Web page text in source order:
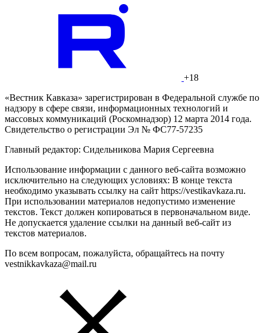
+18
«Вестник Кавказа» зарегистрирован в Федеральной службе по
надзору в сфере связи, информационных технологий и
массовых коммуникаций (Роскомнадзор) 12 марта 2014 года.
Свидетельство о регистрации Эл № ФС77-57235
Главный редактор: Сидельникова Мария Сергеевна
Использование информации с данного веб-сайта возможно
исключительно на следующих условиях: В конце текста
необходимо указывать ссылку на сайт https://vestikavkaza.ru.
При использовании материалов недопустимо изменение
текстов. Текст должен копироваться в первоначальном виде.
Не допускается удаление ссылки на данный веб-сайт из
текстов материалов.
По всем вопросам, пожалуйста, обращайтесь на почту
vestnikkavkaza@mail.ru